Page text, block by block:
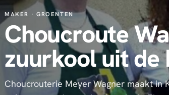
MAKER · GROENTEN
Choucroute
zuurkool uit de
Choucrouterie Meyer Wagner maakt in